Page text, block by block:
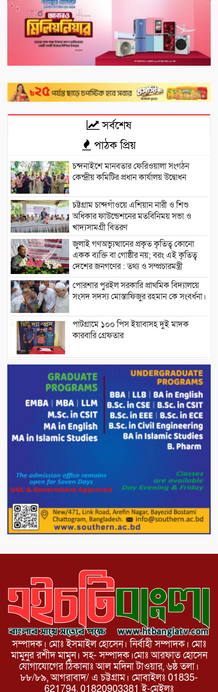
সর্বশেষ
পাঠক প্রিয়
চন্দনাইশে মানবতার ফেরিওয়ালা সংগঠন
কেন্দ্রীয় কমিটির প্রধান কার্যালয় উদ্বোধন
চট্টগ্রাম চান্দগাঁওয়ে এশিয়ান নারী ও শিশু
অধিকার ফাউন্ডেশনের মতবিনিময় সভা ও
খাদ্যসামগ্রী বিতরণ
জুলাই গণঅভ্যুত্থানের প্রকৃত কৃতিত্ব কোনো
একক ব্যক্তি বা গোষ্ঠীর নয়; বরং এই কৃতিত্ব
দেশের জনগণের : তথ্য ও সম্প্রচারমন্ত্রী
পোরশার পুরইল সরকারি প্রাথমিক বিদ্যালয়ে
সংসদ সদস্য মোস্তাফিজুর রহমান কে সংবর্ধনা।
পাটগ্রামে ১০০ পিস ইয়াবাসহ দুই মাদক
কারবারি গ্রেফতার
ড্যাবের ৩৭তম প্রতিষ্ঠাবার্ষিকীতে প্রধানমন্ত্রী
তারেক রহমান।
চন্দনাইশের হাশিমপুর ৪ নং ওয়ার্ডে ৫’শতাধিক
হতদরিদ্র পরিবারের মাঝে খাদ্যসামগ্রী বিতরণ
করেন মনজুর মোরশেদ
পরিবেশ রক্ষায় পাটগ্রামে ইহসান ইয়ুথ
মিরপুর-১১ নম্বরে দুর্বৃত্তদের গুলিতে বিএনপি
নেতা গুরুতর আহত
পাটগ্রামে চিকিৎসা সেবায় বীর মুক্তিযোদ্ধা দবির
উদ্দিন ফাউন্ডেশন
সম্পাদক। মোঃ ইসমাইল হোসেন। নির্বাহী সম্পাদক। মোঃ
মামুনুর রশীদ মামুন। সহ- সম্পাদক।মোঃ আরফাত হোসেন
যোগাযোগের ঠিকানাঃ আল মদিনা টাওয়ার, ৬ষ্ঠ তলা।
৮৮/৮৯, আগরাবাদ/ এ চট্টগ্রাম। মোবাইলঃ 01835-
621794, 01820903381 ই-মেইলঃ